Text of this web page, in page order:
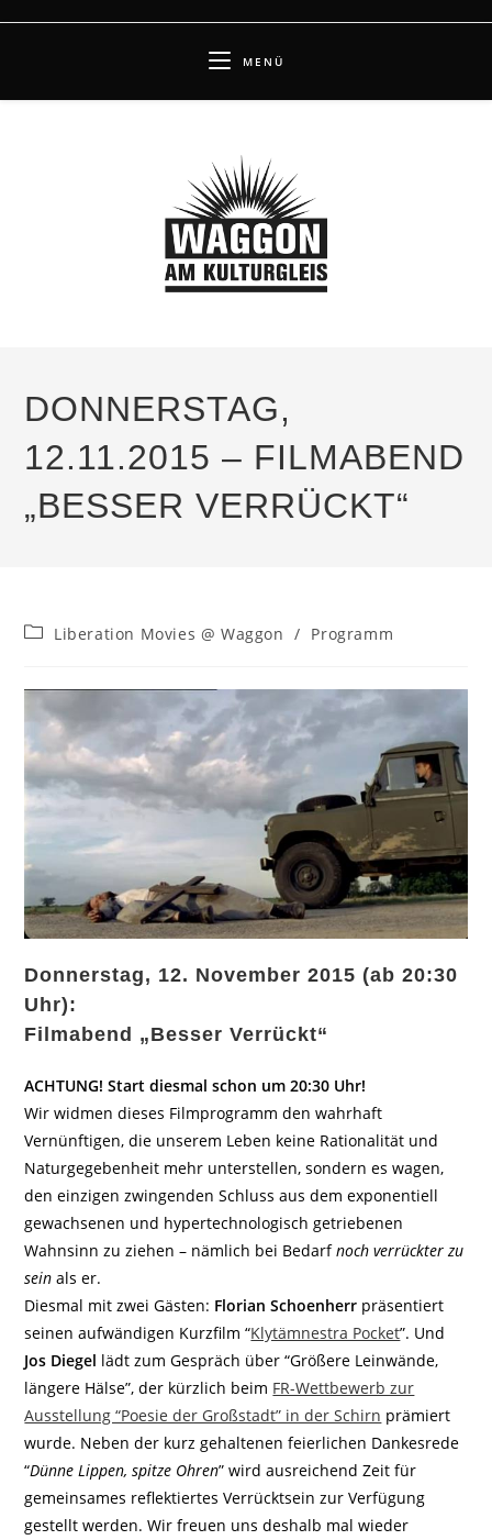
MENÜ
DONNERSTAG,
12.11.2015 – FILMABEND
„BESSER VERRÜCKT“
Beitrags-
Liberation Movies @ Waggon / Programm
Donnerstag, 12. November 2015 (ab 20:30
Uhr):
Filmabend „Besser Verrückt“
ACHTUNG! Start diesmal schon um 20:30 Uhr!
Wir widmen dieses Filmprogramm den wahrhaft
Vernünftigen, die unserem Leben keine Rationalität und
Naturgegebenheit mehr unterstellen, sondern es wagen,
den einzigen zwingenden Schluss aus dem exponentiell
gewachsenen und hypertechnologisch getriebenen
Wahnsinn zu ziehen – nämlich bei Bedarfnoch verrückter zu
sein als er.
Diesmal mit zwei Gästen: Florian Schoenherr präsentiert
seinen aufwändigen Kurzfilm “Klytämnestra Pocket”. Und
Jos Diegel lädt zum Gespräch über “Größere Leinwände,
längere Hälse”, der kürzlich beim FR-Wettbewerb zur
Ausstellung “Poesie der Großstadt” in der Schirn prämiert
wurde. Neben der kurz gehaltenen feierlichen Dankesrede
“Dünne Lippen, spitze Ohren” wird ausreichend Zeit für
gemeinsames reflektiertes Verrücktsein zur Verfügung
gestellt werden. Wir freuen uns deshalb mal wieder